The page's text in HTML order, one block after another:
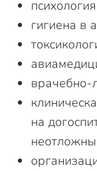
гигиена в
врачебно-
на